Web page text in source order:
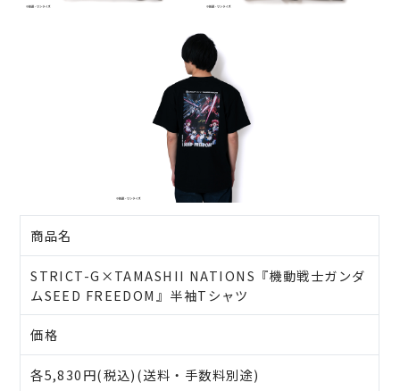
商品名
STRICT-G×TAMASHII NATIONS『機動戦士ガンダ
ムSEED FREEDOM』半袖Tシャツ
価格
各5,830円(税込)(送料・手数料別途)